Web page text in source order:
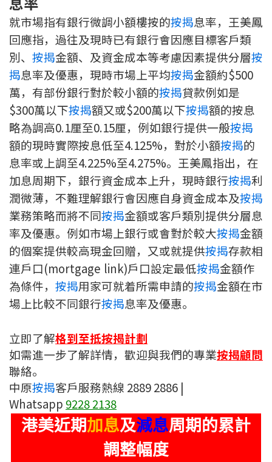
實時銀行資訊
裝修·保險優惠
免費裝修轉介服務
裝修設計專欄
火險、家居、寵物保險
保險資訊專欄
聯絡我們
聯絡方法
網上申請按揭轉介
條款及細則
简
本網頁所提供資料僅作參考用途。
若因錯漏而引致任何不便或損失，中原按揭概不負責。
本網站採用無障礙網頁設計，如有任何問題，可查詢：
2889 2886 / cmb@mail.centanet.com
© 2026 中原按揭經紀有限公司 Centaline Mortgage Broker Limited 版權所有
就市場指有銀行微調小額樓按的按揭息率，王美鳳
回應指，過往及現時已有銀行會因應目標客戶類
別、 按揭金額、及資金成本等考慮因素提供分層按
揭息率及優惠，現時市場上平均按揭金額約$500
萬，有部份銀行對於較小額的按揭貸款例如是
$300萬以下按揭額又或$200萬以下按揭額的按息
略為調高0.1厘至0.15厘，例如銀行提供一般按揭
額的現時實際按息低至4.125%，對於小額按揭的
息率或上調至4.225%至4.275%。王美鳳指出，在
加息周期下，銀行資金成本上升，現時銀行按揭利
潤微薄，不難理解銀行會因應自身資金成本及按揭
業務策略而將不同按揭金額或客戶類別提供分層息
率及優惠。例如市場上銀行或會對於較大按揭金額
的個案提供較高現金回贈，又或就提供按揭存款相
連戶口(mortgage link)戶口設定最低按揭金額作
為條件， 按揭用家可就着所需申請的按揭金額在市
場上比較不同銀行按揭息率及優惠。
立即了解格到至抵按揭計劃
如需進一步了解詳情，歡迎與我們的專業按揭顧問
聯絡。
中原按揭客戶服務熱線 2889 2886 |
Whatsapp9228 2138
港美近期加息及減息周期的累計
調整幅度